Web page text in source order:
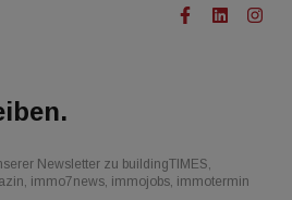
Newsletter zu buildingTIMES,
immo7news, immojobs, immotermin